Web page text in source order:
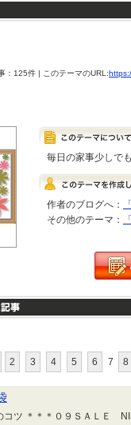
：125件 | このテーマのURL:
毎日の家事少しで
作者のブログへ：
その他のテーマ：
2 3 4 5 6 7 8
コツ ＊＊＊０９ＳＡＬＥ